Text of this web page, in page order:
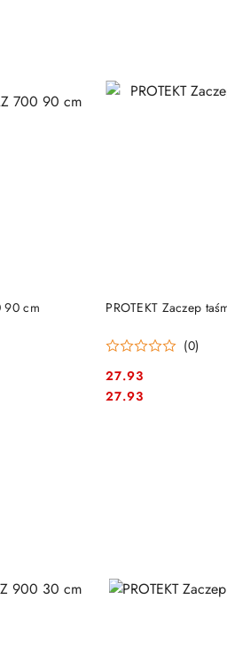
90 cm PROTEKT Zaczep
(0)
Cena:
27.93
Cena:
27.93